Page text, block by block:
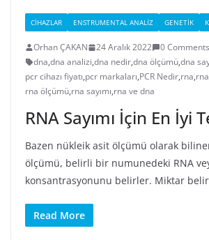
CIHAZLAR ENSTRUMENTAL ANALIZ GENETIK
Orhan ÇAKAN 24 Aralık 2022
0 Comments
dna,dna analizi,dna nedir,dna ölçümü,dna
pcr cihazı fiyatı,pcr markaları,PCR Nedir,rna,
rna ölçümü,rna sayımı,rna ve dna
RNA Sayımı İçin En İyi
Bazen nükleik asit ölçümü olarak
ölçümü, belirli bir numunedeki RNA
konsantrasyonunu belirler. Miktar
Read More